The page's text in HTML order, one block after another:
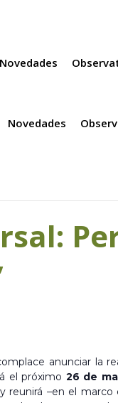
Novedades
Novedades
anunciar la
el próximo 26 de
–en el